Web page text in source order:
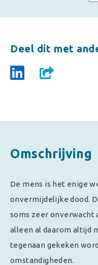
Deel dit met
Omschrijving
De mens is het enige
onvermijdelijke dood.
soms zeer onverwacht
alleen al daarom altijd
tegenaan gekeken
omstandigheden.